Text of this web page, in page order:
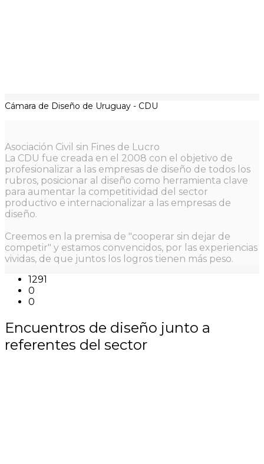
Cámara de Diseño de Uruguay - CDU
Asociación Civil sin Fines de Lucro
La CDU fue creada en el 2008 con el objetivo de
profesionalizar a las empresas de diseño de todos los
rubros, posicionar al diseño como herramienta clave
para aumentar la competitividad del sector
productivo e internacionalizar a las empresas de
diseño.
Creemos en la premisa de "cooperar sin dejar de
competir" y estamos convencidos, por las experiencias
vividas, de que juntos los logros tienen más peso.
1291
0
0
Encuentros de diseño junto a
referentes del sector